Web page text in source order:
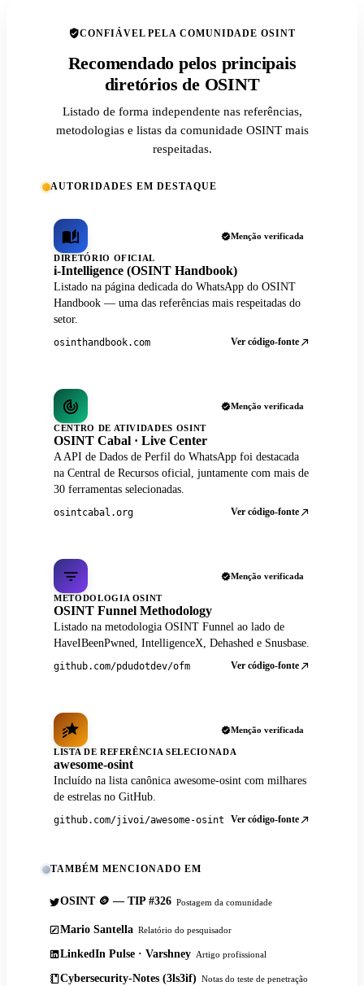
CONFIÁVEL PELA COMUNIDADE OSINT
Recomendado pelos principais
diretórios de OSINT
Listado de forma independente nas referências,
metodologias e listas da comunidade OSINT mais
respeitadas.
AUTORIDADES EM DESTAQUE
Menção verificada
DIRETÓRIO OFICIAL
i-Intelligence (OSINT Handbook)
Listado na página dedicada do WhatsApp do OSINT
Handbook — uma das referências mais respeitadas do
setor.
osinthandbook.com Ver código-fonte
Menção verificada
CENTRO DE ATIVIDADES OSINT
OSINT Cabal · Live Center
A API de Dados de Perfil do WhatsApp foi destacada
na Central de Recursos oficial, juntamente com mais de
30 ferramentas selecionadas.
osintcabal.org Ver código-fonte
Menção verificada
METODOLOGIA OSINT
OSINT Funnel Methodology
Listado na metodologia OSINT Funnel ao lado de
HaveIBeenPwned, IntelligenceX, Dehashed e Snusbase.
github.com/pdudotdev/ofm Ver código-fonte
Menção verificada
LISTA DE REFERÊNCIA SELECIONADA
awesome-osint
Incluído na lista canônica awesome-osint com milhares
de estrelas no GitHub.
github.com/jivoi/awesome-osint Ver código-fonte
TAMBÉM MENCIONADO EM
OSINT 🪙 — TIP #326 Postagem da comunidade
Mario Santella Relatório do pesquisador
LinkedIn Pulse · Varshney Artigo profissional
Cybersecurity-Notes (3ls3if) Notas do teste de penetração